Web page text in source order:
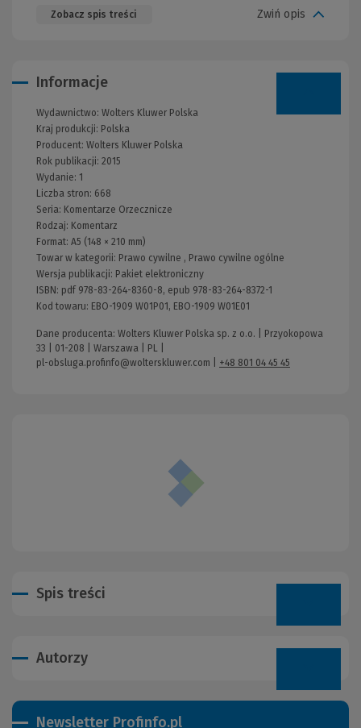
Zobacz spis treści Zwiń opis
Informacje
Wydawnictwo: Wolters Kluwer Polska
Kraj produkcji: Polska
Producent: Wolters Kluwer Polska
Rok publikacji: 2015
Wydanie: 1
Liczba stron: 668
Seria: Komentarze Orzecznicze
Rodzaj: Komentarz
Format: A5 (148 × 210 mm)
Towar w kategorii: Prawo cywilne , Prawo cywilne ogólne
Wersja publikacji: Pakiet elektroniczny
ISBN: pdf 978-83-264-8360-8, epub 978-83-264-8372-1
Kod towaru: EBO-1909 W01P01, EBO-1909 W01E01
Dane producenta: Wolters Kluwer Polska sp. z o.o. | Przyokopowa
33 | 01-208 | Warszawa | PL |
pl-obsluga.profinfo@wolterskluwer.com
+48 801 04 45 45
Spis treści
Autorzy
Newsletter Profinfo.pl